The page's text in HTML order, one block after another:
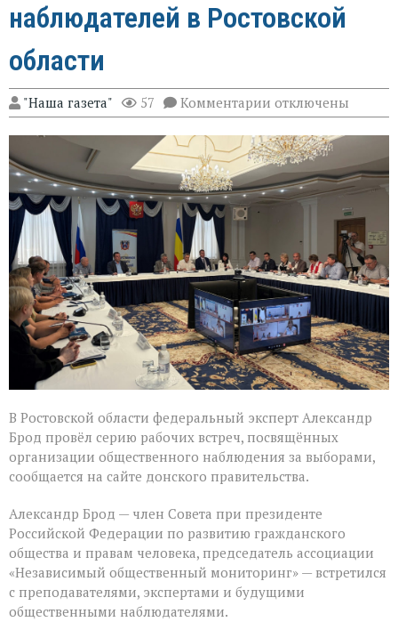
наблюдателей в Ростовской
области
"Наша газета" 57 Комментарии к
записи
Эксперт
Александр
Брод
высоко
оценил
подготовку
наблюдателей
Ростовской
области
отключены
В Ростовской области федеральный эксперт Александр
Брод провёл серию рабочих встреч, посвящённых
организации общественного наблюдения за выборами,
сообщается на сайте донского правительства.
Александр Брод — член Совета при президенте
Российской Федерации по развитию гражданского
общества и правам человека, председатель ассоциации
«Независимый общественный мониторинг» — встретился
с преподавателями, экспертами и будущими
общественными наблюдателями.